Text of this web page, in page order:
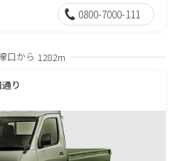
0800-7000-111
口から 1282m
り